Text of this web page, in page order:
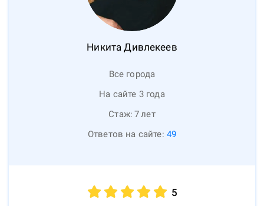
Никита Дивлекеев
Все города
На сайте 3 года
Стаж: 7лет
Ответов на сайте: 49
5